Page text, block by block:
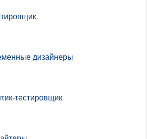
дизайнеры
тестировщик